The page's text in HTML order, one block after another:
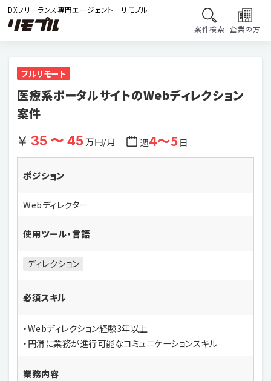
DXフリーランス専門エージェント｜リモプル
案件検索 企業の方
フルリモート
医療系ポータルサイトのWebディレクション
案件
35 〜 45万円/月 週4〜5日
ポジション
Webディレクター
使用ツール・言語
ディレクション
必須スキル
・Webディレクション経験3年以上
・円滑に業務が進行可能なコミュニケーションスキル
業務内容